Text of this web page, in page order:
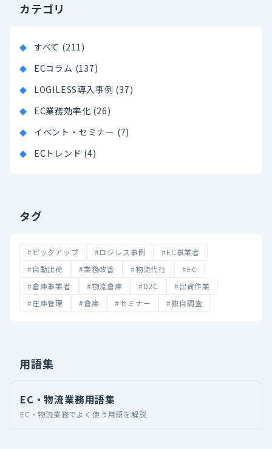
カテゴリ
すべて (211)
ECコラム (137)
LOGILESS導入事例 (37)
EC業務効率化 (26)
イベント・セミナー (7)
ECトレンド (4)
タグ
#ピックアップ #ロジレス事例
#EC事業者
#自動出荷
#業務改善 #物流代行
#EC
#倉庫事業者
#物流倉庫 #D2C
#出荷作業
#在庫管理
#倉庫 #セミナー #独自調査
用語集
EC・物流業務用語集
EC・物流業務でよく使う用語を解説